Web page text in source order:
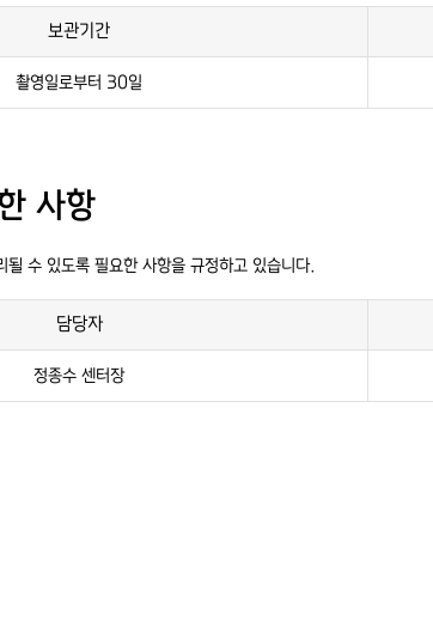
보관기간
촬영일로부터 30일
사항
수 있도록 필요한 사항을 규정하고 있습니다.
담당자
정종수 센터장